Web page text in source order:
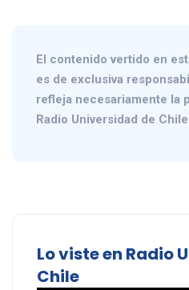
El contenido vertido en
es de exclusiva
refleja necesariamente la
Radio Universidad de
Lo viste en Radio
Chile